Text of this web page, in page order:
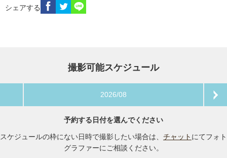
シェアする
撮影可能スケジュール
2026/08
予約する日付を選んでください
スケジュールの枠にない日時で撮影したい場合は、 チャット にてフォト
グラファーにご相談ください。